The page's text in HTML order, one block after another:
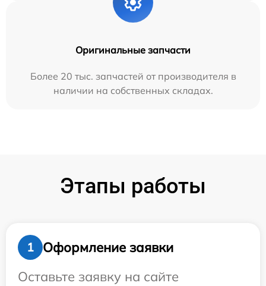
Оригинальные запчасти
Более 20 тыс. запчастей от производителя в
наличии на собственных складах.
Этапы работы
1
Оформление заявки
Оставьте заявку на сайте